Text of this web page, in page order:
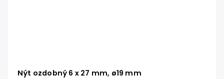
Nýt ozdobný 6 x 27 mm, ø19 mm